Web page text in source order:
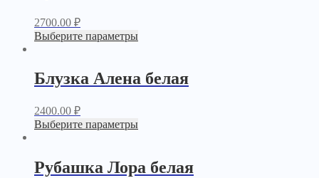
2700.00 ₽
Выберите параметры
Блузка Алена белая
2400.00 ₽
Выберите параметры
Рубашка Лора белая